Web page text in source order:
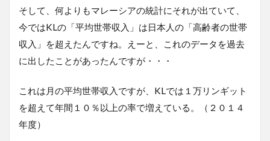
そして、何よりもマレーシアの統計にそれが出ていて、
今ではKLの「平均世帯収入」は日本人の「高齢者の世帯
収入」を超えたんですね。えーと、これのデータを過去
に出したことがあったんですが・・・
これは月の平均世帯収入ですが、KLでは１万リンギット
を超えて年間１０％以上の率で増えている。（２０１４
年度）